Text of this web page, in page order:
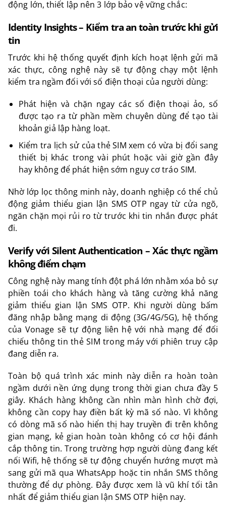
động lớn, thiết lập nên 3 lớp bảo vệ vững chắc:
Identity Insights – Kiểm tra an toàn trước khi gửi
tin
Trước khi hệ thống quyết định kích hoạt lệnh gửi mã
xác thực, công nghệ này sẽ tự động chạy một lệnh
kiểm tra ngầm đối với số điện thoại của người dùng:
Phát hiện và chặn ngay các số điện thoại ảo, số
được tạo ra từ phần mềm chuyên dùng để tạo tài
khoản giả lập hàng loạt.
Kiểm tra lịch sử của thẻ SIM xem có vừa bị đổi sang
thiết bị khác trong vài phút hoặc vài giờ gần đây
hay không để phát hiện sớm nguy cơ tráo SIM.
Nhờ lớp lọc thông minh này, doanh nghiệp có thể chủ
động giảm thiểu gian lận SMS OTP ngay từ cửa ngõ,
ngăn chặn mọi rủi ro từ trước khi tin nhắn được phát
đi.
Verify với Silent Authentication – Xác thực ngầm
không điểm chạm
Công nghệ này mang tính đột phá lớn nhằm xóa bỏ sự
phiền toái cho khách hàng và tăng cường khả năng
giảm thiểu gian lận SMS OTP. Khi người dùng bấm
đăng nhập bằng mạng di động (3G/4G/5G), hệ thống
của Vonage sẽ tự động liên hệ với nhà mạng để đối
chiếu thông tin thẻ SIM trong máy với phiên truy cập
đang diễn ra.
Toàn bộ quá trình xác minh này diễn ra hoàn toàn
ngầm dưới nền ứng dụng trong thời gian chưa đầy 5
giây. Khách hàng không cần nhìn màn hình chờ đợi,
không cần copy hay điền bất kỳ mã số nào. Vì không
có dòng mã số nào hiển thị hay truyền đi trên không
gian mạng, kẻ gian hoàn toàn không có cơ hội đánh
cắp thông tin. Trong trường hợp người dùng đang kết
nối Wifi, hệ thống sẽ tự động chuyển hướng mượt mà
sang gửi mã qua WhatsApp hoặc tin nhắn SMS thông
thường để dự phòng. Đây được xem là vũ khí tối tân
nhất để giảm thiểu gian lận SMS OTP hiện nay.